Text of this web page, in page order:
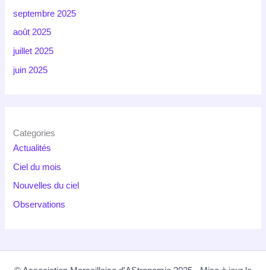
septembre 2025
août 2025
juillet 2025
juin 2025
Categories
Actualités
Ciel du mois
Nouvelles du ciel
Observations